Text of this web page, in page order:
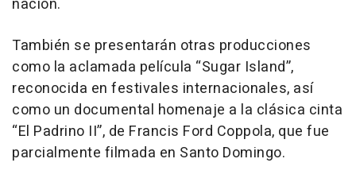
También se presentarán otras producciones
como la aclamada película “Sugar Island”,
reconocida en festivales internacionales, así
como un documental homenaje a la clásica cinta
“El Padrino II”, de Francis Ford Coppola, que fue
parcialmente filmada en Santo Domingo.